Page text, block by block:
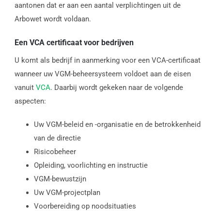
aantonen dat er aan een aantal verplichtingen uit de
Arbowet wordt voldaan.
Een VCA certificaat voor bedrijven
U komt als bedrijf in aanmerking voor een VCA-certificaat
wanneer uw VGM-beheersysteem voldoet aan de eisen
vanuit VCA. Daarbij wordt gekeken naar de volgende
aspecten:
Uw VGM-beleid en -organisatie en de betrokkenheid
van de directie
Risicobeheer
Opleiding, voorlichting en instructie
VGM-bewustzijn
Uw VGM-projectplan
Voorbereiding op noodsituaties